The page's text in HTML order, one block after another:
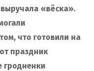
«вёска».
что готовили на
праздник
гродненки